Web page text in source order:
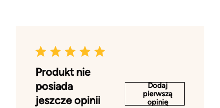
Produkt nie
posiada
jeszcze opinii
Dodaj
pierwszą
opinię